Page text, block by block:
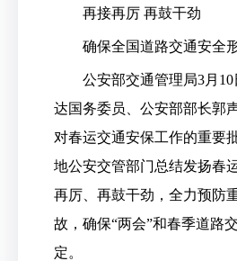
再接再厉 再鼓干劲
确保全国道路交通安全
公安部交通管理局3月
达国务委员、公安部部长郭
对春运交通安保工作的重要
地公安交管部门总结发扬春
再厉、再鼓干劲，全力预防
故，确保“两会”和春季道路
定。